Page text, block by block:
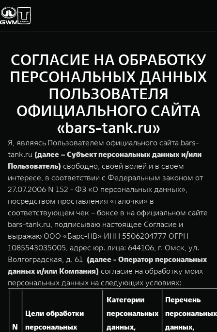
Модели
TANK 300
Следуй за открытиями
от 3 999 000 ₽
TANK 400
За пределы возможного
от 5 599 000 ₽
TANK 500
от 6 499 000 ₽
TANK 700
от 10 199 000 ₽
Покупателям
ВЫБОР АВТОМОБИЛЯ
Спецпредложения
Тест-драйв
Зарядные станции
Проверено TANK
ПОКУПКА АВТОМОБИЛЯ
TANK Финансы
Корпоративным клиентам
TANK ФИНАНСЫ
TANK Лизинг
Владельцам
ГАРАНТИЯ И ПОДДЕРЖКА
Гарантия
СЕРВИС
Калькулятор ТО
Нулевое ТО
Сервис
Специальные предложения
Моторные масла
ЦИФРОВЫЕ СЕРВИСЫ TANK
Подписки
О дилере
ИНФОРМАЦИЯ
О нас
GWM ТЕХ ДЕНЬ
Новости
СОГЛАСИЕ НА ОБРАБОТКУ
ПЕРСОНАЛЬНЫХ ДАННЫХ
ПОЛЬЗОВАТЕЛЯ
ОФИЦИАЛЬНОГО САЙТА
«bars-tank.ru»
Я, являясь Пользователем официального сайта bars-
tank.ru (далее – Субъект персональных данных и/или
Пользователь) свободно, своей волей и в своем
интересе, в соответствии с Федеральным законом от
27.07.2006 N 152 - ФЗ «О персональных данных»,
посредством проставления «галочки» в
соответствующем чек – боксе в на официальном сайте
bars-tank.ru, подписываю настоящее Согласие и
выражаю ООО «Барс-НВ» ИНН 5506204777 ОГРН
1085543035005, адрес юр. лица: 644106, г. Омск, ул.
Волгоградская, д. 61 (далее - Оператор персональных
данных и/или Компания) согласие на обработку моих
персональных данных на следующих условиях:
N
Цели обработки
персональных
Категории
персональных
данных,
Перечень
персональных
данных,